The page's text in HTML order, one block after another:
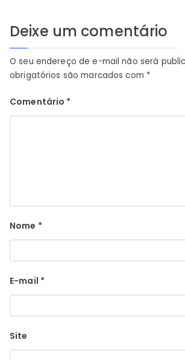
Deixe um comentário
O seu endereço de e-mail não será
obrigatórios são marcados com *
Comentário *
Nome *
E-mail *
Site